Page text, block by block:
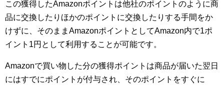
この獲得したAmazonポイントは他社のポイントのように商
品に交換したりほかのポイントに交換したりする手間をか
けずに、そのままAmazonポイントとしてAmazon内で1ポ
イント1円として利用することが可能です。
Amazonで買い物した分の獲得ポイントは商品が届いた翌日
にはすでにポイントが付与され、そのポイントをすぐに